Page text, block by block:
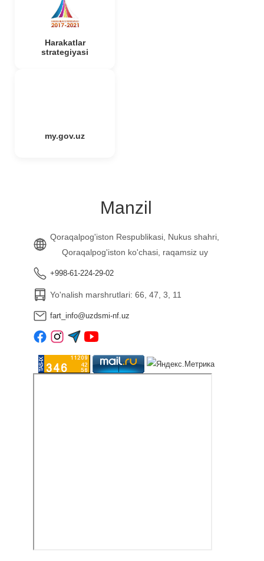
Harakatlar
strategiyasi
my.gov.uz
Manzil
Qoraqalpog'iston Respublikasi, Nukus shahri,
Qoraqalpog'iston ko'chasi, raqamsiz uy
+998-61-224-29-02
Yo'nalish marshrutlari: 66, 47, 3, 11
fart_info@uzdsmi-nf.uz